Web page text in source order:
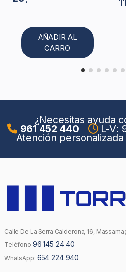
AÑADIR AL
CARRO
11
¿Necesitas ayuda
961 452 440 L-V:
Atención
Calle De La Serra Calderona, 16,
Teléfono 96 145 24 40
WhatsApp: 654 224 940